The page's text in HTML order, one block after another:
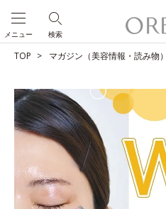
検索
メニュー
TOP マガジン（美容情報・読み物）